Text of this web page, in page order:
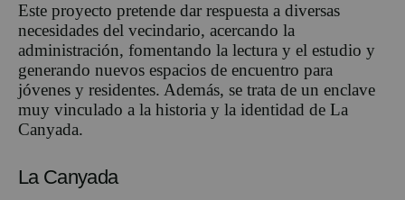
Este proyecto pretende dar respuesta a diversas
necesidades del vecindario, acercando la
administración, fomentando la lectura y el estudio y
generando nuevos espacios de encuentro para
jóvenes y residentes. Además, se trata de un enclave
muy vinculado a la historia y la identidad de La
Canyada.
La Canyada